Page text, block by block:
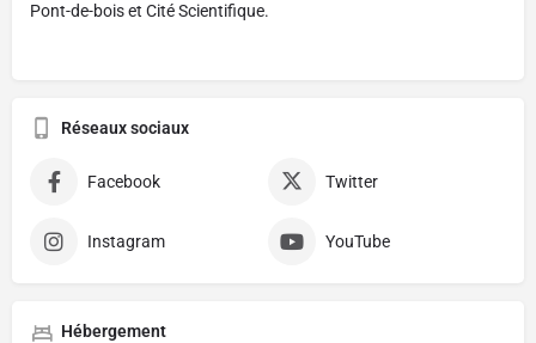
Pont-de-bois et Cité Scientifique.
Réseaux sociaux
Facebook Twitter
Instagram YouTube
Hébergement